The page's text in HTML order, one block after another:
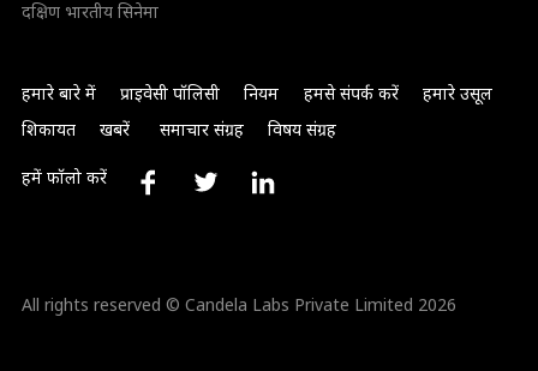
दक्षिण भारतीय सिनेमा
हमारे बारे में प्राइवेसी पॉलिसी नियम हमसे संपर्क करें
हमारे उसूल
शिकायत
खबरें समाचार संग्रह विषय संग्रह
हमें फॉलो करें
All rights reserved © Candela Labs Private Limited 2026